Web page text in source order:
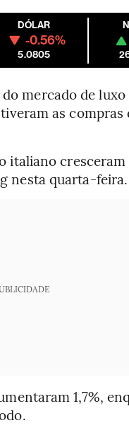
DÓLAR
-0.56%
5.0805
mercado de
as compras
italiano
nesta quarta-feira.
1,7%,